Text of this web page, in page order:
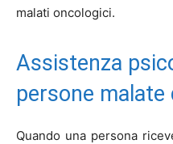
malati oncologici.
Assistenza
persone malate
Quando una persona